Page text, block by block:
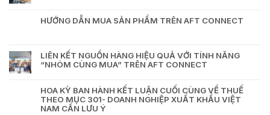
HƯỚNG DẪN MUA SẢN PHẨM TRÊN AFT CONNECT
LIÊN KẾT NGUỒN HÀNG HIỆU QUẢ VỚI TÍNH NĂNG
“NHÓM CÙNG MUA” TRÊN AFT CONNECT
HOA KỲ BAN HÀNH KẾT LUẬN CUỐI CÙNG VỀ THUẾ
THEO MỤC 301- DOANH NGHIỆP XUẤT KHẨU VIỆT
NAM CẦN LƯU Ý